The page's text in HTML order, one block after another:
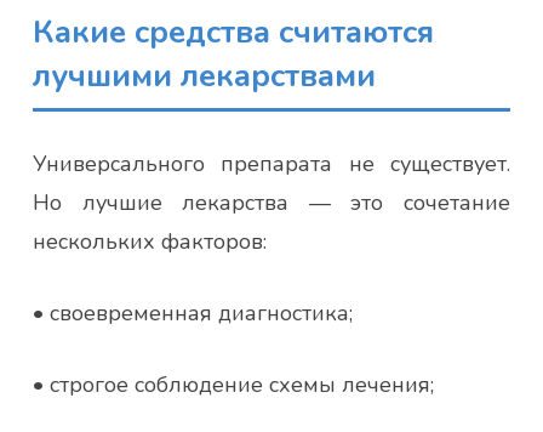
Какие средства считаются
лучшими лекарствами
Универсального препарата не существует.
Но лучшие лекарства — это сочетание
нескольких факторов:
• своевременная диагностика;
• строгое соблюдение схемы лечения;